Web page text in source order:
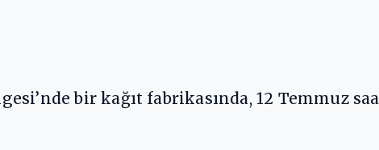
bir kağıt fabrikasında, 12 Temmuz